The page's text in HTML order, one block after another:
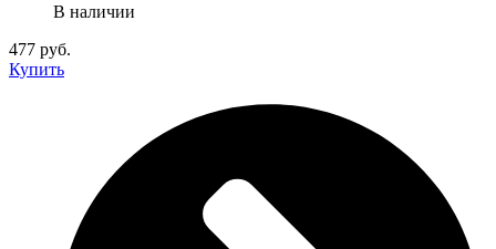
В наличии
477 руб.
Купить